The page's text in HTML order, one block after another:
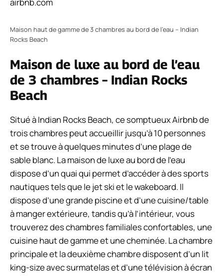
Maison haut de gamme de 3 chambres au bord de l’eau – Indian
Rocks Beach
Maison de luxe au bord de l’eau
de 3 chambres – Indian Rocks
Beach
Situé à Indian Rocks Beach, ce somptueux Airbnb de
trois chambres peut accueillir jusqu’à 10 personnes
et se trouve à quelques minutes d’une plage de
sable blanc. La maison de luxe au bord de l’eau
dispose d’un quai qui permet d’accéder à des sports
nautiques tels que le jet ski et le wakeboard. Il
dispose d’une grande piscine et d’une cuisine/table
à manger extérieure, tandis qu’à l’intérieur, vous
trouverez des chambres familiales confortables, une
cuisine haut de gamme et une cheminée. La chambre
principale et la deuxième chambre disposent d’un lit
king-size avec surmatelas et d’une télévision à écran